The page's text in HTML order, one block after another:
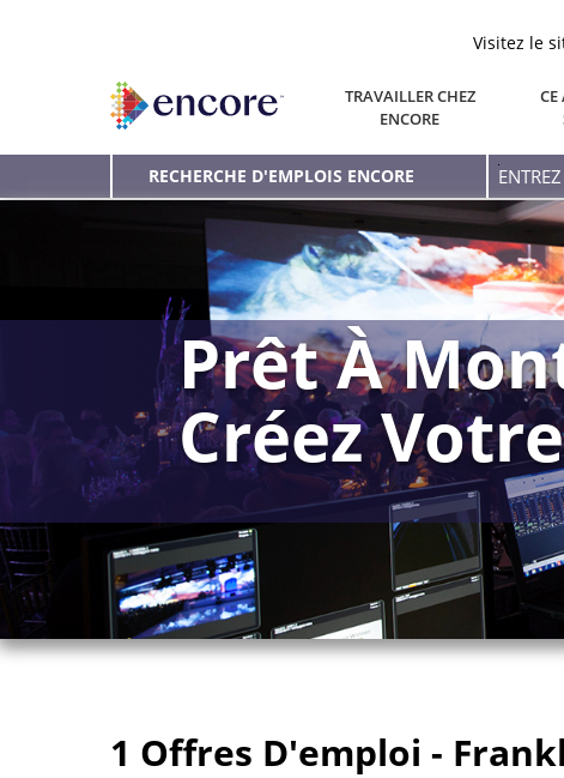
Visitez le
TRAVAILLER CHEZ
ENCORE
RECHERCHE D'EMPLOIS ENCORE
Entrez
le
mot-
clé
Prêt À
Créez
1 Offres D'emploi -